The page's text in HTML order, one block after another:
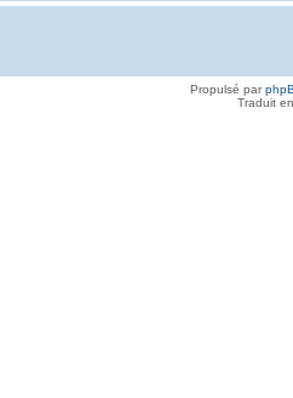
Propulsé par
Traduit